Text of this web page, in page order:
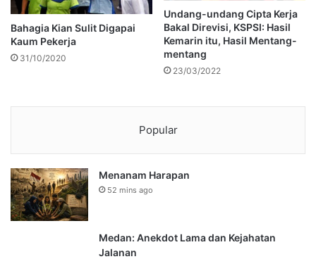
Bahagia Kian Sulit Digapai
Kaum Pekerja
31/10/2020
Undang-undang Cipta Kerja
Bakal Direvisi, KSPSI: Hasil
Kemarin itu, Hasil Mentang-
mentang
23/03/2022
Popular
Menanam Harapan
52 mins ago
Medan: Anekdot Lama dan Kejahatan
Jalanan